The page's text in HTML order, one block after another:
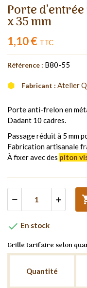
Porte
x 35 mm
1,10 € TTC
Référence : B80-55
Fabricant : Atelier
Porte anti-frelon en
Dadant 10 cadres.
Passage réduit à 5 mm
Fabrication artisanale
À fixer avec des piton
 En stock
Grille tarifaire selon
Quantité